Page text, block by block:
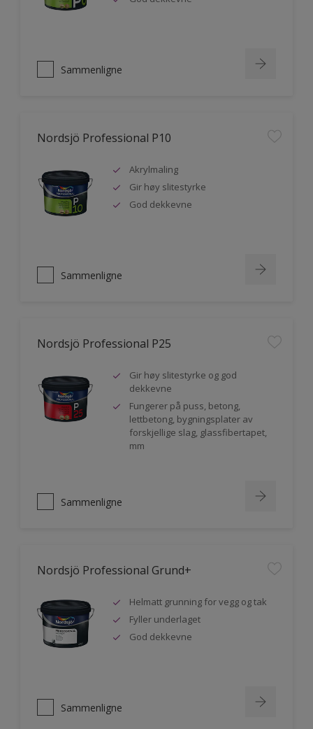
Sammenligne
Nordsjö Professional P10
Akrylmaling
Gir høy slitestyrke
God dekkevne
Sammenligne
Nordsjö Professional P25
Gir høy slitestyrke og god
dekkevne
Fungerer på puss, betong,
lettbetong, bygningsplater av
forskjellige slag, glassfibertapet,
mm
Sammenligne
Nordsjö Professional Grund+
Helmatt grunning for vegg og tak
Fyller underlaget
God dekkevne
Sammenligne